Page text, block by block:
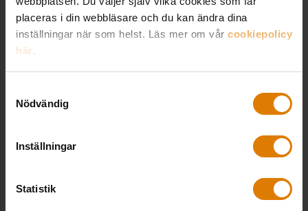
placeras i din webbläsare och du kan ändra dina
inställningar när som helst. Läs mer om vår cookiepolicy
här.
Nödvändig
Inställningar
Statistik
Hur lång är leveranstiden?
Hur får jag min medlemsrabatt?
Hur handlar jag?